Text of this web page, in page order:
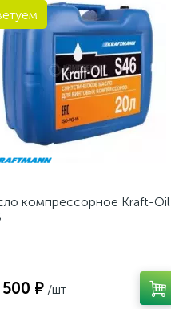
компрессорное Kraft-Oil
₽ /шт